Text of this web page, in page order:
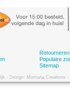
Retourneren
Populaire
Sitemap
- Design: Montana Creations -